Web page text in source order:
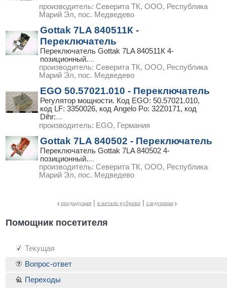
производитель: Северита ТК, ООО, Республика
Марий Эл, пос. Медведево
Gottak 7LA 840511К -
Переключатель
Переключатель Gottak 7LA 840511К 4-
позиционный....
производитель: Северита ТК, ООО, Республика
Марий Эл, пос. Медведево
EGO 50.57021.010 - Переключатель
Регулятор мощности. Код EGO: 50.57021.010,
код LF: 3350026, код Angelo Po: 32Z0171, код
Dihr:...
производитель: EGO, Германия
Gottak 7LA 840502 - Переключатель
Переключатель Gottak 7LA 840502 4-
позиционный....
производитель: Северита ТК, ООО, Республика
Марий Эл, пос. Медведево
предыдущая | в начало рубрики | следующая
Помощник посетителя
Текущая
Вопрос-ответ
Переходы